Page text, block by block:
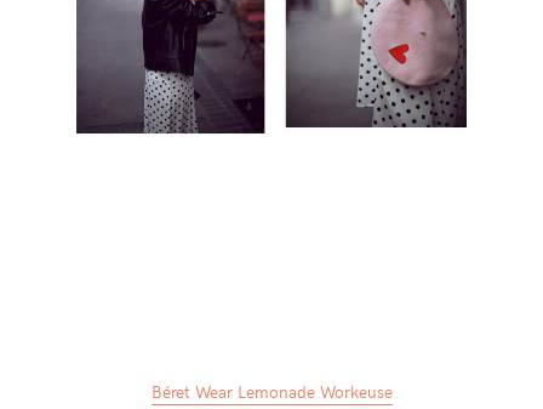
Béret Wear Lemonade Workeuse